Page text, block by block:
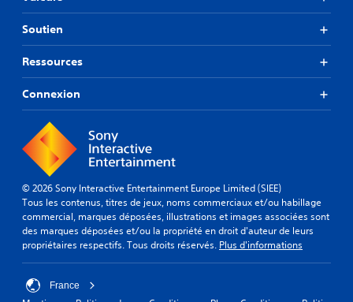
Soutien
Ressources
Connexion
© 2026 Sony Interactive Entertainment Europe Limited (SIEE)
Tous les contenus, titres de jeux, noms commerciaux et/ou habillage
commercial, marques déposées, illustrations et images associées sont
des marques déposées et/ou la propriété en droit d'auteur de leurs
propriétaires respectifs. Tous droits réservés. Plus d'informations
France